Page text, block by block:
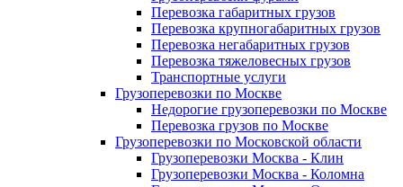
Перевозка габаритных грузов
Перевозка крупногабаритных грузов
Перевозка негабаритных грузов
Перевозка тяжеловесных грузов
Транспортные услуги
Грузоперевозки по Москве
Недорогие грузоперевозки по Москве
Перевозка грузов по Москве
Грузоперевозки по Московской области
Грузоперевозки Москва - Клин
Грузоперевозки Москва - Коломна